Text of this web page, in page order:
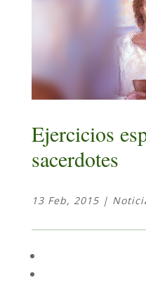
Ejercicios
sacerdotes
13 Feb, 2015|